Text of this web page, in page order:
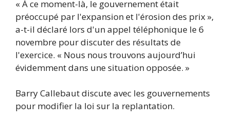
« À ce moment-là, le gouvernement était
préoccupé par l'expansion et l'érosion des prix »,
a-t-il déclaré lors d'un appel téléphonique le 6
novembre pour discuter des résultats de
l'exercice. « Nous nous trouvons aujourd’hui
évidemment dans une situation opposée. »
Barry Callebaut discute avec les gouvernements
pour modifier la loi sur la replantation.